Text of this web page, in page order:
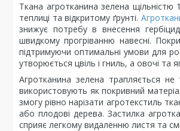
Ткана агротканина зелена
теплиці та відкритому ґрунті.
знижує потребу в внесення
швидкому прогріванню навесні.
підтримуючи оптимальні умови для
утворюється цвіль і гниль, а овочі та
Агротканина зелена трапляється
використовують як покривний
змогу рівно нарізати агротекстиль
або плодові дерева. Застилка
сприяє легкому видаленню листя та